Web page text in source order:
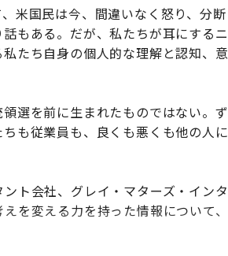
米国民は今、間違いなく怒り、分断
もある。だが、私たちが耳にするニ
たち自身の個人的な理解と認知、意
選を前に生まれたものではない。ず
も従業員も、良くも悪くも他の人に
ト会社、グレイ・マターズ・インタ
を変える力を持った情報について、